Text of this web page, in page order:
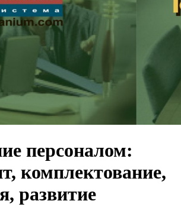
персоналом:
комплектование,
развитие